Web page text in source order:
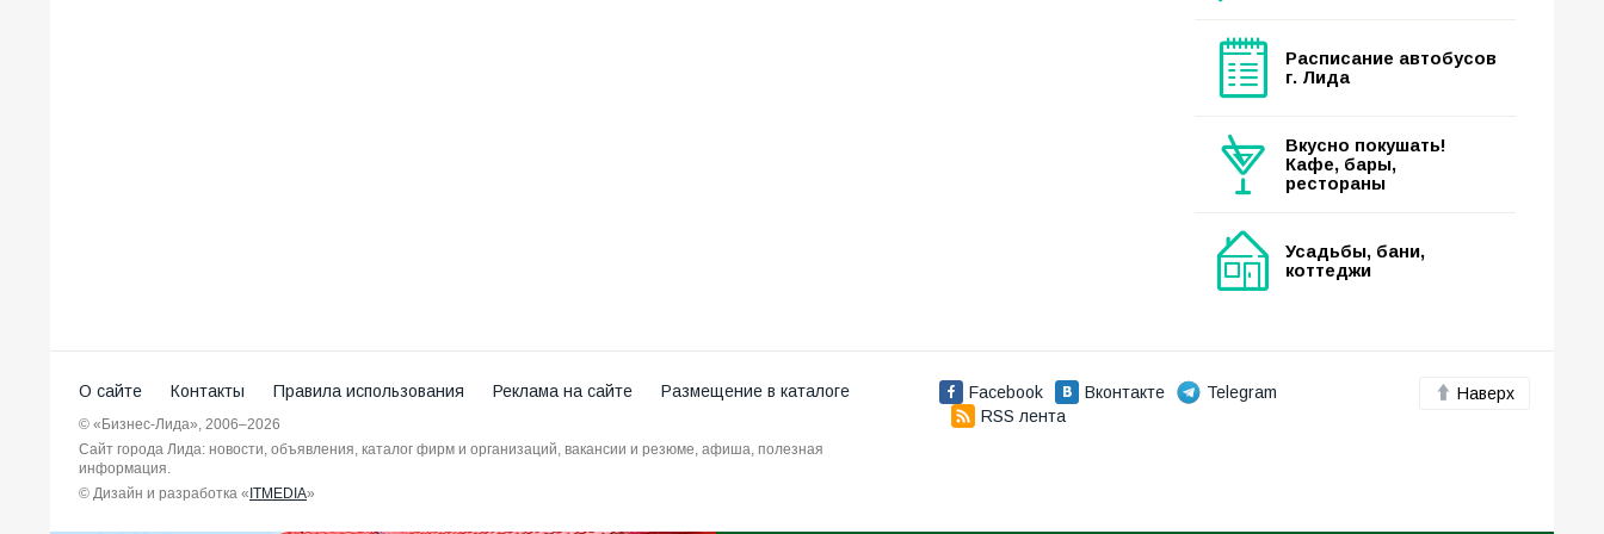
Расписание автобусов
г. Лида
Вкусно покушать!
Кафе, бары,
рестораны
Усадьбы, бани,
коттеджи
О сайте Контакты Правила использования Реклама на сайте Размещение в каталоге
© «Бизнес-Лида», 2006–2026
Сайт города Лида: новости, объявления, каталог фирм и организаций, вакансии и резюме, афиша, полезная
информация.
© Дизайн и разработка « ITMEDIA»
Facebook Вконтакте
Telegram
RSS лента
Наверх